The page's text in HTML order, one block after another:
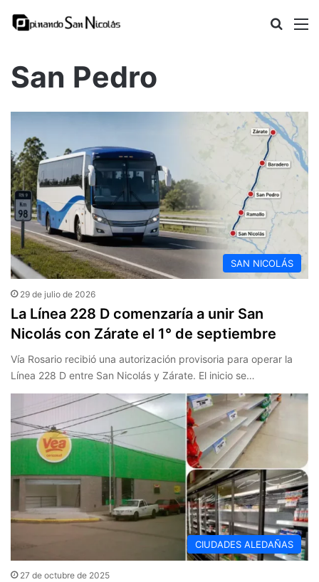
Buscar
San Pedro
SAN NICOLÁS
29 de julio de 2026
La Línea 228 D comenzaría a unir San
Nicolás con Zárate el 1° de septiembre
Vía Rosario recibió una autorización provisoria para operar la
Línea 228 D entre San Nicolás y Zárate. El inicio se…
CIUDADES ALEDAÑAS
27 de octubre de 2025